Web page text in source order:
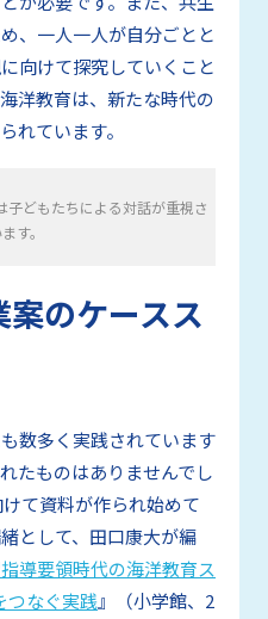
、一人一人が自分ごとと
向けて探究していくこと
洋教育は、新たな時代の
れています。
子どもたちによる対話が重視さ
す。
のケースス
数多く実践されています
たものはありませんでし
て資料が作られ始めて
として、田口康大が編
導要領時代の海洋教育ス
つなぐ実践』（小学館、2